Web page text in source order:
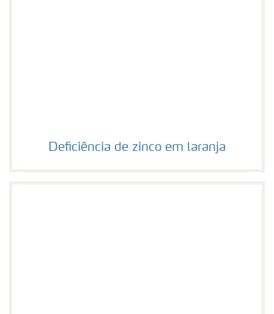
Deficiência de zinco em laranja
Deficiência de zinco em laranja